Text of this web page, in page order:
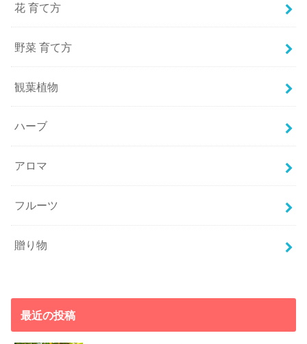
花 育て方
野菜 育て方
観葉植物
ハーブ
アロマ
フルーツ
贈り物
最近の投稿